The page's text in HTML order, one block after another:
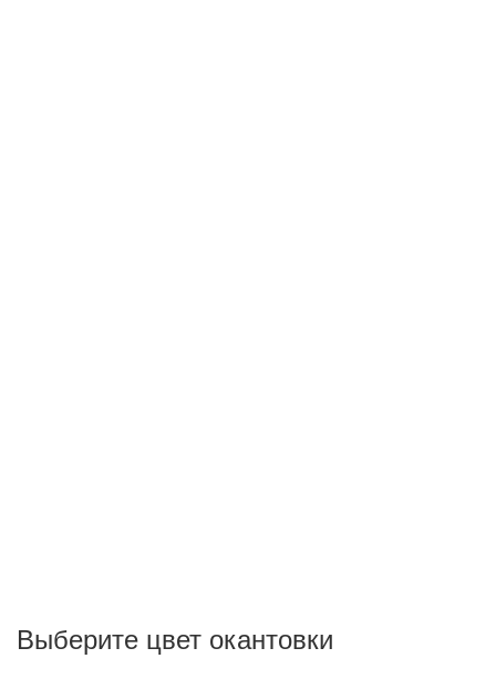
Выберите цвет окантовки